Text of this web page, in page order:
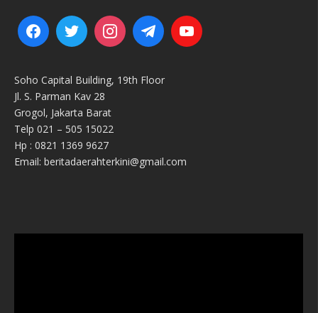
Soho Capital Building, 19th Floor
Jl. S. Parman Kav 28
Grogol, Jakarta Barat
Telp 021 – 505 15022
Hp : 0821 1369 9627
Email: beritadaerahterkini@gmail.com